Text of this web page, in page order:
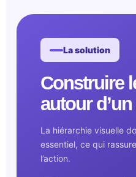
La solution
Construire
autour
La hiérarchie visuelle
essentiel, ce qui
l’action.